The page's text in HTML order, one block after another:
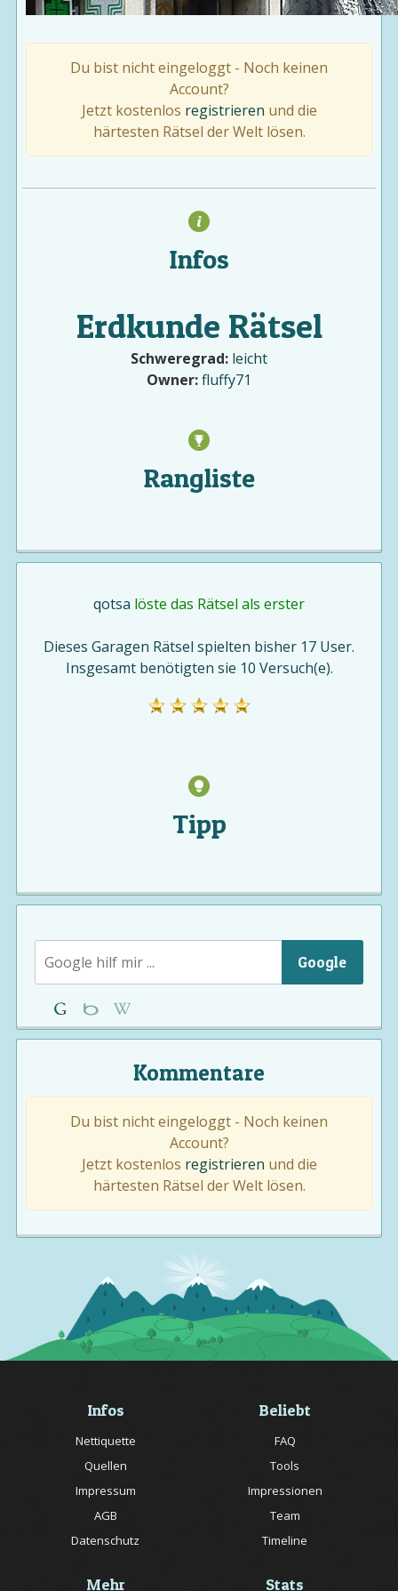
Du bist nicht eingeloggt - Noch keinen
Account?
Jetzt kostenlos registrieren und die
härtesten Rätsel der Welt lösen.
Infos
Erdkunde Rätsel
Schweregrad: leicht
Owner:fluffy71
Rangliste
qotsa löste das Rätsel als erster
Dieses Garagen Rätsel spielten bisher 17 User.
Insgesamt benötigten sie 10 Versuch(e).
Tipp
Google
Kommentare
Du bist nicht eingeloggt - Noch keinen
Account?
Jetzt kostenlos registrieren und die
härtesten Rätsel der Welt lösen.
Infos
Nettiquette
Quellen
Impressum
AGB
Datenschutz
Beliebt
FAQ
Tools
Impressionen
Team
Timeline
Mehr Stats